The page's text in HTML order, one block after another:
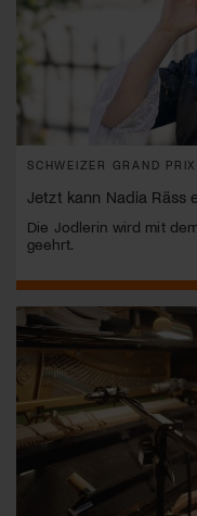
SCHWEIZER GRAND
Jetzt kann Nadia Räss
Die Jodlerin wird mit
geehrt.